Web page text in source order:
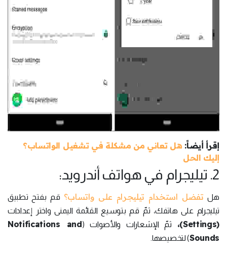
إقرأ أيضاً:هل تعاني من مشكلة في تشغيل الواتساب؟
إليك الحل
2. تيليجرام في هواتف أندرويد:
هل تفضل استخدام تيليجرام على واتساب؟ قم بفتح تطبيق
تيليجرام على هاتفك، ثمّ قم بتوسيع القائمة اليمنى واختر إعدادات
(Settings)، ثمّ الإشعارات والأصوات (Notifications and
Sounds) لتخصيصها.